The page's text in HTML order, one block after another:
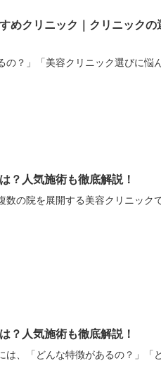
めクリニック｜クリニックの
の？」「美容クリニック選びに悩
？人気施術も徹底解説！
数の院を展開する美容クリニック
？人気施術も徹底解説！
、「どんな特徴があるの？」「